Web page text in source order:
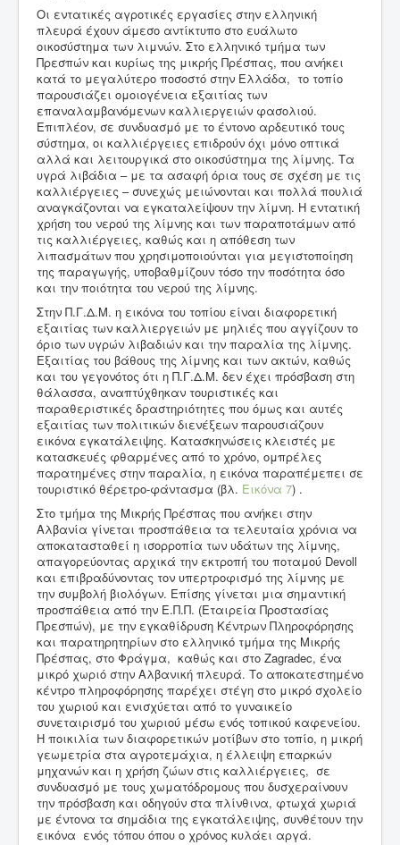
Οι εντατικές αγροτικές εργασίες στην ελληνική
πλευρά έχουν άμεσο αντίκτυπο στο ευάλωτο
οικοσύστημα των λιμνών. Στο ελληνικό τμήμα των
Πρεσπών και κυρίως της μικρής Πρέσπας, που ανήκει
κατά το μεγαλύτερο ποσοστό στην Ελλάδα, το τοπίο
παρουσιάζει ομοιογένεια εξαιτίας των
επαναλαμβανόμενων καλλιεργειών φασολιού.
Επιπλέον, σε συνδυασμό με το έντονο αρδευτικό τους
σύστημα, οι καλλιέργειες επιδρούν όχι μόνο οπτικά
αλλά και λειτουργικά στο οικοσύστημα της λίμνης. Τα
υγρά λιβάδια – με τα ασαφή όρια τους σε σχέση με τις
καλλιέργειες – συνεχώς μειώνονται και πολλά πουλιά
αναγκάζονται να εγκαταλείψουν την λίμνη. Η εντατική
χρήση του νερού της λίμνης και των παραποτάμων από
τις καλλιέργειες, καθώς και η απόθεση των
λιπασμάτων που χρησιμοποιούνται για μεγιστοποίηση
της παραγωγής, υποβαθμίζουν τόσο την ποσότητα όσο
και την ποιότητα του νερού της λίμνης.
Στην Π.Γ.Δ.Μ. η εικόνα του τοπίου είναι διαφορετική
εξαιτίας των καλλιεργειών με μηλιές που αγγίζουν το
όριο των υγρών λιβαδιών και την παραλία της λίμνης.
Εξαιτίας του βάθους της λίμνης και των ακτών, καθώς
και του γεγονότος ότι η Π.Γ.Δ.Μ. δεν έχει πρόσβαση στη
θάλασσα, αναπτύχθηκαν τουριστικές και
παραθεριστικές δραστηριότητες που όμως και αυτές
εξαιτίας των πολιτικών διενέξεων παρουσιάζουν
εικόνα εγκατάλειψης. Κατασκηνώσεις κλειστές με
κατασκευές φθαρμένες από το χρόνο, ομπρέλες
παρατημένες στην παραλία, η εικόνα παραπέμεπει σε
τουριστικό θέρετρο-φάντασμα (βλ. Εικόνα 7) .
Στο τμήμα της Μικρής Πρέσπας που ανήκει στην
Αλβανία γίνεται προσπάθεια τα τελευταία χρόνια να
αποκατασταθεί η ισορροπία των υδάτων της λίμνης,
απαγορεύοντας αρχικά την εκτροπή του ποταμού Devoll
και επιβραδύνοντας τον υπερτροφισμό της λίμνης με
την συμβολή βιολόγων. Επίσης γίνεται μια σημαντική
προσπάθεια από την Ε.Π.Π. (Εταιρεία Προστασίας
Πρεσπών), με την εγκαθίδρυση Κέντρων Πληροφόρησης
και παρατηρητηρίων στο ελληνικό τμήμα της Μικρής
Πρέσπας, στο Φράγμα, καθώς και στο Zagradec, ένα
μικρό χωριό στην Αλβανική πλευρά. Το αποκατεστημένο
κέντρο πληροφόρησης παρέχει στέγη στο μικρό σχολείο
του χωριού και ενισχύεται από το γυναικείο
συνεταιρισμό του χωριού μέσω ενός τοπικού καφενείου.
Η ποικιλία των διαφορετικών μοτίβων στο τοπίο, η μικρή
γεωμετρία στα αγροτεμάχια, η έλλειψη επαρκών
μηχανών και η χρήση ζώων στις καλλιέργειες, σε
συνδυασμό με τους χωματόδρομους που δυσχεραίνουν
την πρόσβαση και οδηγούν στα πλίνθινα, φτωχά χωριά
με έντονα τα σημάδια της εγκατάλειψης, συνθέτουν την
εικόνα ενός τόπου όπου ο χρόνος κυλάει αργά.